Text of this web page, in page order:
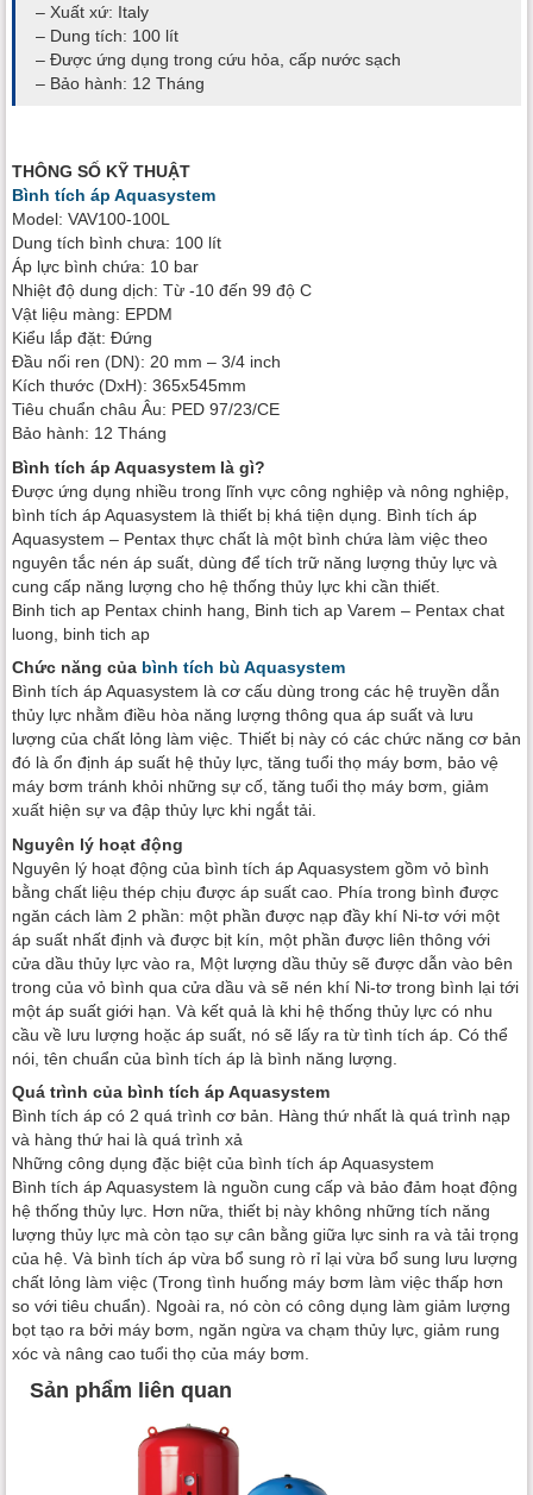
– Xuất xứ: Italy
– Dung tích: 100 lít
– Được ứng dụng trong cứu hỏa, cấp nước sạch
– Bảo hành: 12 Tháng
THÔNG SỐ KỸ THUẬT
Bình tích áp Aquasystem
Model: VAV100-100L
Dung tích bình chưa: 100 lít
Áp lực bình chứa: 10 bar
Nhiệt độ dung dịch: Từ -10 đến 99 độ C
Vật liệu màng: EPDM
Kiểu lắp đặt: Đứng
Đầu nối ren (DN): 20 mm – 3/4 inch
Kích thước (DxH): 365x545mm
Tiêu chuẩn châu Âu: PED 97/23/CE
Bảo hành: 12 Tháng
Bình tích áp Aquasystem là gì?
Được ứng dụng nhiều trong lĩnh vực công nghiệp và nông nghiệp,
bình tích áp Aquasystem là thiết bị khá tiện dụng. Bình tích áp
Aquasystem – Pentax thực chất là một bình chứa làm việc theo
nguyên tắc nén áp suất, dùng để tích trữ năng lượng thủy lực và
cung cấp năng lượng cho hệ thống thủy lực khi cần thiết.
Binh tich ap Pentax chinh hang, Binh tich ap Varem – Pentax chat
luong, binh tich ap
Chức năng của bình tích bù Aquasystem
Bình tích áp Aquasystem là cơ cấu dùng trong các hệ truyền dẫn
thủy lực nhằm điều hòa năng lượng thông qua áp suất và lưu
lượng của chất lỏng làm việc. Thiết bị này có các chức năng cơ bản
đó là ổn định áp suất hệ thủy lực, tăng tuổi thọ máy bơm, bảo vệ
máy bơm tránh khỏi những sự cố, tăng tuổi thọ máy bơm, giảm
xuất hiện sự va đập thủy lực khi ngắt tải.
Nguyên lý hoạt động
Nguyên lý hoạt động của bình tích áp Aquasystem gồm vỏ bình
bằng chất liệu thép chịu được áp suất cao. Phía trong bình được
ngăn cách làm 2 phần: một phần được nạp đầy khí Ni-tơ với một
áp suất nhất định và được bịt kín, một phần được liên thông với
cửa dầu thủy lực vào ra, Một lượng dầu thủy sẽ được dẫn vào bên
trong của vỏ bình qua cửa dầu và sẽ nén khí Ni-tơ trong bình lại tới
một áp suất giới hạn. Và kết quả là khi hệ thống thủy lực có nhu
cầu về lưu lượng hoặc áp suất, nó sẽ lấy ra từ tình tích áp. Có thể
nói, tên chuẩn của bình tích áp là bình năng lượng.
Quá trình của bình tích áp Aquasystem
Bình tích áp có 2 quá trình cơ bản. Hàng thứ nhất là quá trình nạp
và hàng thứ hai là quá trình xả
Những công dụng đặc biệt của bình tích áp Aquasystem
Bình tích áp Aquasystem là nguồn cung cấp và bảo đảm hoạt động
hệ thống thủy lực. Hơn nữa, thiết bị này không những tích năng
lượng thủy lực mà còn tạo sự cân bằng giữa lực sinh ra và tải trọng
của hệ. Và bình tích áp vừa bổ sung rò rỉ lại vừa bổ sung lưu lượng
chất lỏng làm việc (Trong tình huống máy bơm làm việc thấp hơn
so với tiêu chuẩn). Ngoài ra, nó còn có công dụng làm giảm lượng
bọt tạo ra bởi máy bơm, ngăn ngừa va chạm thủy lực, giảm rung
xóc và nâng cao tuổi thọ của máy bơm.
Sản phẩm liên quan